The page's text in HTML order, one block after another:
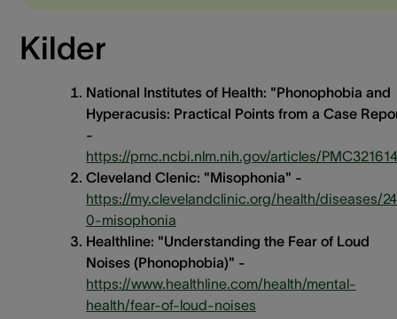
Kilder
National Institutes of Health: "Phonophobia and
Hyperacusis: Practical Points from a Case
-
https://pmc.ncbi.nlm.nih.gov/articles/
Cleveland Clenic: "Misophonia" -
https://my.clevelandclinic.org/health/diseases/
0-misophonia
Healthline: "Understanding the Fear of Loud
Noises (Phonophobia)" -
https://www.healthline.com/health/mental-
health/fear-of-loud-noises